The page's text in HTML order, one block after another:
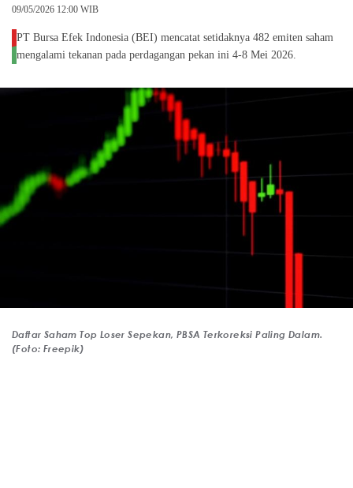
09/05/2026 12:00 WIB
PT Bursa Efek Indonesia (BEI) mencatat setidaknya 482 emiten saham
mengalami tekanan pada perdagangan pekan ini 4-8 Mei 2026.
Daftar Saham Top Loser Sepekan, PBSA Terkoreksi Paling Dalam.
(Foto: Freepik)